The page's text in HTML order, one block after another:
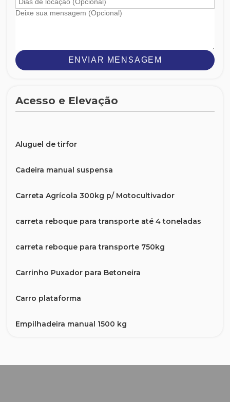
ENVIAR MENSAGEM
Acesso e Elevação
Aluguel de tirfor
Cadeira manual suspensa
Carreta Agrícola 300kg p/ Motocultivador
carreta reboque para transporte até 4 toneladas
carreta reboque para transporte 750kg
Carrinho Puxador para Betoneira
Carro plataforma
Empilhadeira manual 1500 kg